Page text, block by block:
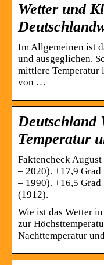
Wetter und
Im Allgemeinen ist
und ausgeglichen.
mittlere Temperatur
von …
Deutschland
Temperatur
Faktencheck
– 2020). +17,9
– 1990). +16,5
(1912).
Wie ist das Wetter
zur
Nachttemperatur